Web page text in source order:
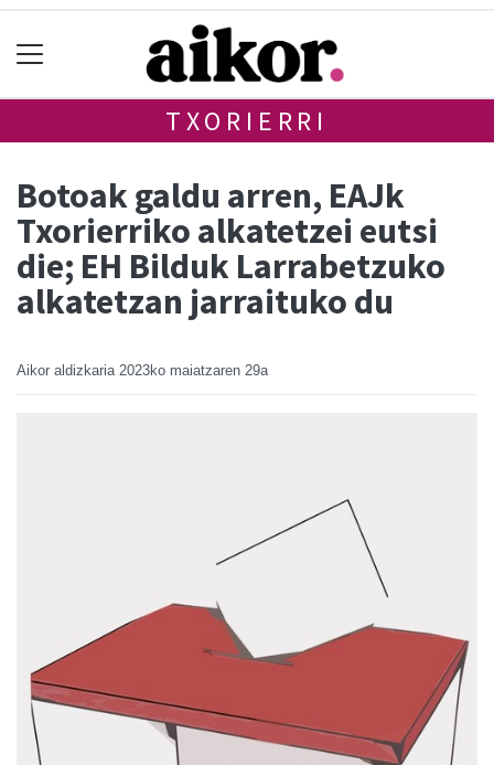
TXORIERRI
Botoak galdu arren, EAJk
Txorierriko alkatetzei eutsi
die; EH Bilduk Larrabetzuko
alkatetzan jarraituko du
Aikor aldizkaria 2023ko maiatzaren 29a